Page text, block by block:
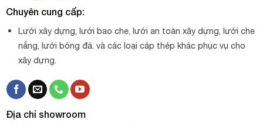
Chuyên cung cấp:
Lưới xây dựng, lưới bao che, lưới an toàn xây dựng, lưới che
nắng, lưới bóng đá. và các loại cáp thép khác phục vụ cho
xây dựng.
Địa chỉ showroom